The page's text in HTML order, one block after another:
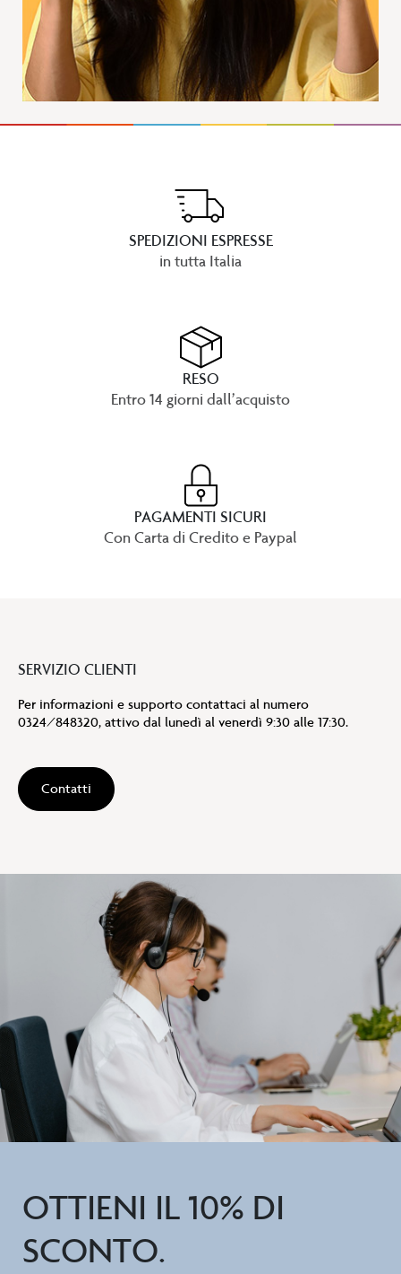
SPEDIZIONI ESPRESSE
in tutta Italia
RESO
Entro 14 giorni dall’acquisto
PAGAMENTI SICURI
Con Carta di Credito e Paypal
SERVIZIO CLIENTI
Per informazioni e supporto contattaci al numero
0324/848320, attivo dal lunedì al venerdì 9:30 alle 17:30.
Contatti
OTTIENI IL 10% DI
SCONTO.